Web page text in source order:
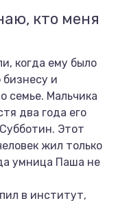
кто меня
когда ему было
бизнесу и
семье. Мальчика
два года его
Этот
жил только
умница Паша не
в институт,